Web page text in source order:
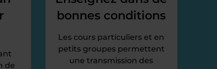
de
bonnes conditions
Les cours particuliers et en
petits groupes permettent
une transmission des